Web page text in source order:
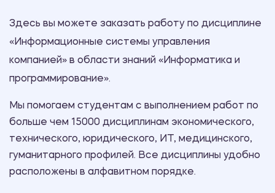
Здесь вы можете заказать работу по дисциплине
«Информационные системы управления
компанией» в области знаний «Информатика и
программирование».
Мы помогаем студентам с выполнением работ по
больше чем 15000 дисциплинам экономического,
технического, юридического, ИТ, медицинского,
гуманитарного профилей. Все дисциплины удобно
расположены в алфавитном порядке.